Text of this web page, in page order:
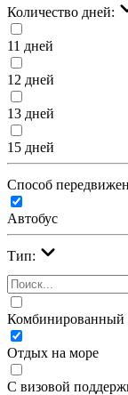
Количество дней:
11 дней
12 дней
13 дней
15 дней
Cпособ
Автобус
Тип:
Комбинированный
Отдых на море
С визовой